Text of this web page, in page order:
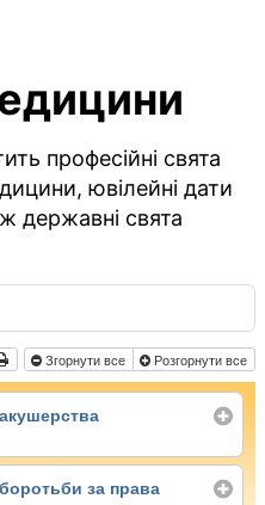
професійні свята
ювілейні дати
державні свята
Згорнути все Розгорнути все
за права